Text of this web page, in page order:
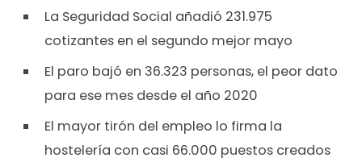
La Seguridad Social añadió 231.975
cotizantes en el segundo mejor mayo
El paro bajó en 36.323 personas, el peor dato
para ese mes desde el año 2020
El mayor tirón del empleo lo firma la
hostelería con casi 66.000 puestos creados